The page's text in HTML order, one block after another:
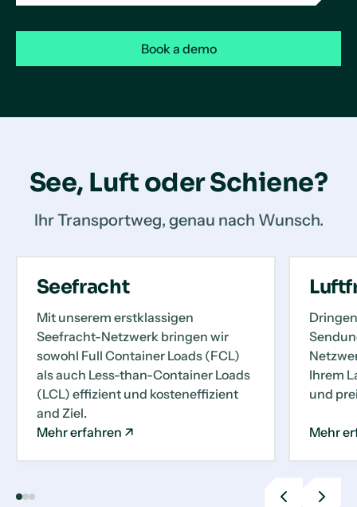
Book a demo
See, Luft oder Schiene?
Ihr Transportweg, genau nach Wunsch.
Seefracht
Mit unserem erstklassigen
Seefracht-Netzwerk bringen wir
sowohl Full Container Loads (FCL)
als auch Less-than-Container Loads
(LCL) effizient und kosteneffizient
and Ziel.
Mehr erfahren
Ihrem
und
Mehr